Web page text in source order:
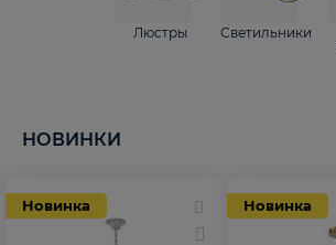
Люстры Светильники
НОВИНКИ
Новинка Новинка